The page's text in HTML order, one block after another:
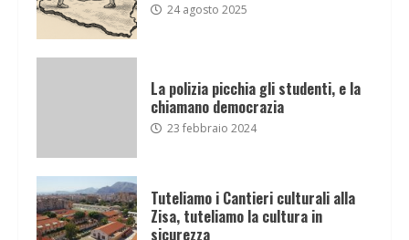
24 agosto 2025
La polizia picchia gli studenti, e la
chiamano democrazia
23 febbraio 2024
Tuteliamo i Cantieri culturali alla
Zisa, tuteliamo la cultura in
sicurezza